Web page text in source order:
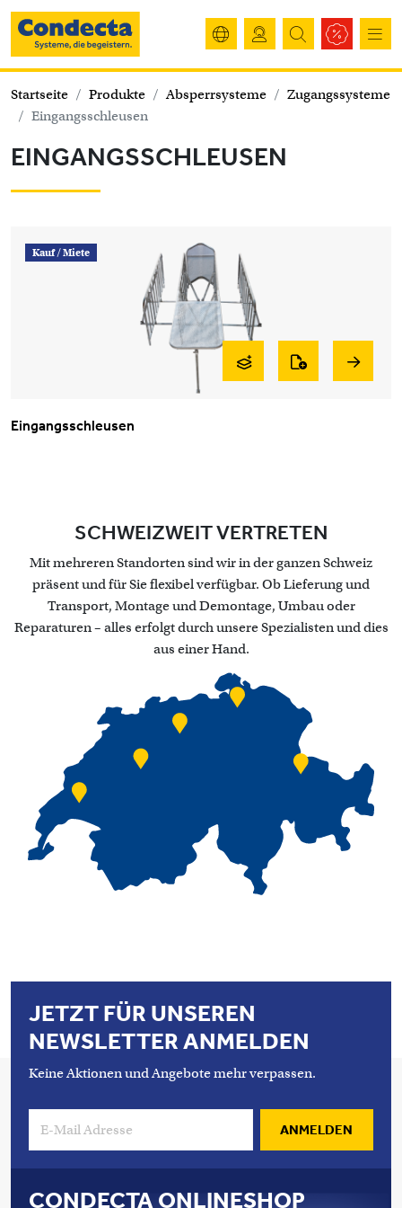
Startseite Produkte Absperrsysteme
Zugangssysteme
Eingangsschleusen
EINGANGSSCHLEUSEN
Kauf /Miete
Eingangsschleusen
SCHWEIZWEIT VERTRETEN
Mit mehreren Standorten sind wir in der ganzen Schweiz
präsent und für Sie flexibel verfügbar. Ob Lieferung und
Transport, Montage und Demontage, Umbau oder
Reparaturen – alles erfolgt durch unsere Spezialisten und dies
aus einer Hand.
JETZT FÜR UNSEREN
NEWSLETTER ANMELDEN
Keine Aktionen und Angebote mehr verpassen.
ANMELDEN
CONDECTA ONLINESHOP